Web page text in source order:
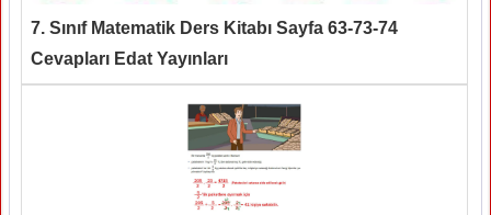
7. Sınıf Matematik Ders Kitabı Sayfa 63-73-74
Cevapları Edat Yayınları